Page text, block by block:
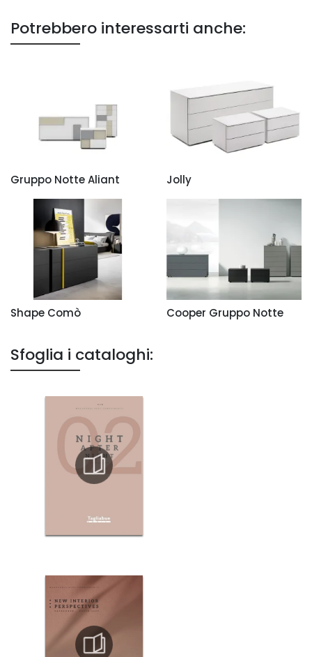
Potrebbero interessarti anche:
Gruppo Notte Aliant Jolly
Shape Comò Cooper Gruppo Notte
Sfoglia i cataloghi: